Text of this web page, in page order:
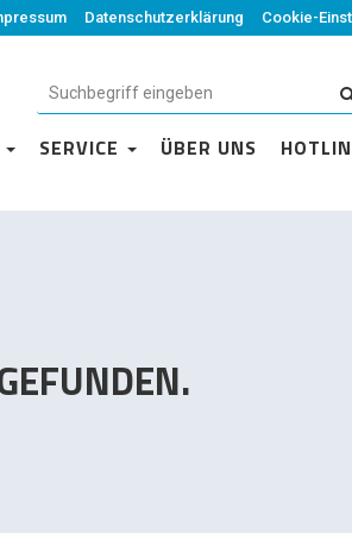
Datenschutzerklärung Cookie-Einstellungen
0
ÜBER UNS HOTLINE:
Datenschutzerklärung Cookie-
SERVICE ÜBER UNS